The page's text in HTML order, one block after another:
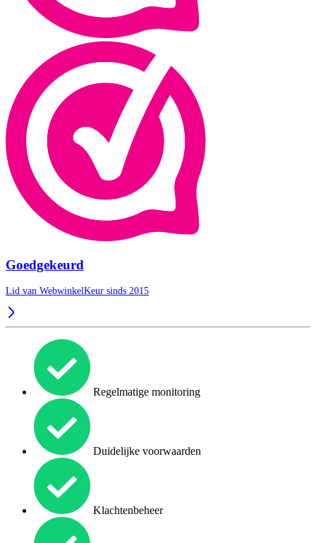
Goedgekeurd
Lid van WebwinkelKeur sinds 2015
Regelmatige monitoring
Duidelijke voorwaarden
Klachtenbeheer